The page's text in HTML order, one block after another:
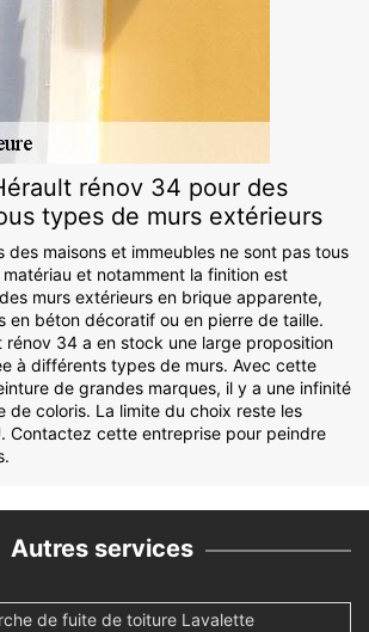
rénov 34 pour des
types de murs extérieurs
des maisons et immeubles ne sont pas tous
et notamment la finition est
murs extérieurs en brique apparente,
en béton décoratif ou en pierre de taille.
rénov 34 a en stock une large proposition
à différents types de murs. Avec cette
de grandes marques, il y a une infinité
de coloris. La limite du choix reste les
Contactez cette entreprise pour peindre
Autres services
de fuite de toiture Lavalette